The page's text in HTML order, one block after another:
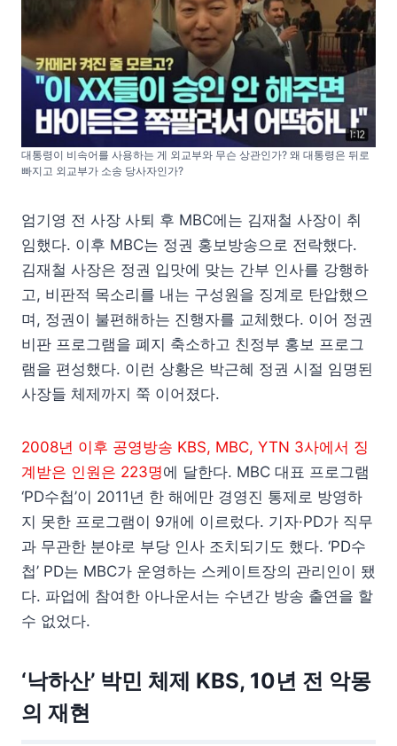
대통령이 비속어를 사용하는 게 외교부와 무슨 상관인가? 왜 대통령은 뒤로
빠지고 외교부가 소송 당사자인가?
엄기영 전 사장 사퇴 후 MBC에는 김재철 사장이 취
임했다. 이후 MBC는 정권 홍보방송으로 전락했다.
김재철 사장은 정권 입맛에 맞는 간부 인사를 강행하
고, 비판적 목소리를 내는 구성원을 징계로 탄압했으
며, 정권이 불편해하는 진행자를 교체했다. 이어 정권
비판 프로그램을 폐지 축소하고 친정부 홍보 프로그
램을 편성했다. 이런 상황은 박근혜 정권 시절 임명된
사장들 체제까지 쭉 이어졌다.
2008년 이후 공영방송 KBS, MBC, YTN 3사에서 징
계받은 인원은 223명에 달한다. MBC 대표 프로그램
‘PD수첩’이 2011년 한 해에만 경영진 통제로 방영하
지 못한 프로그램이 9개에 이르렀다. 기자·PD가 직무
과 무관한 분야로 부당 인사 조치되기도 했다. ‘PD수
첩’ PD는 MBC가 운영하는 스케이트장의 관리인이 됐
다. 파업에 참여한 아나운서는 수년간 방송 출연을 할
수 없었다.
‘낙하산’ 박민 체제 KBS, 10년 전 악몽
의 재현